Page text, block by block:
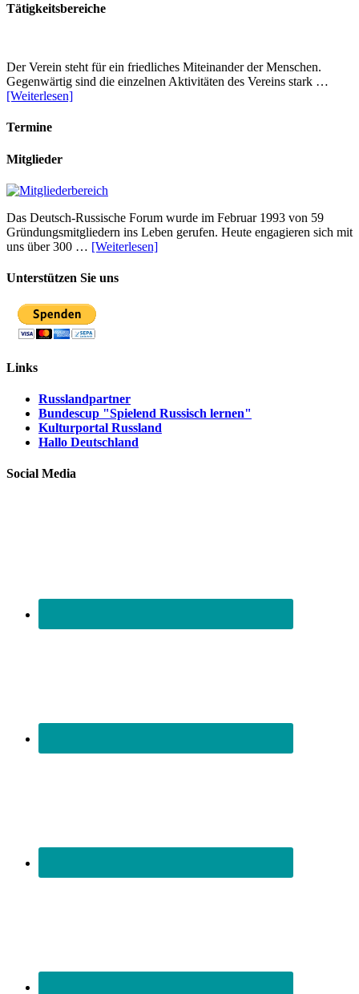
Tätigkeitsbereiche
Der Verein steht für ein friedliches Miteinander der Menschen.
Gegenwärtig sind die einzelnen Aktivitäten des Vereins stark …
[Weiterlesen]
Termine
Mitglieder
Das Deutsch-Russische Forum wurde im Februar 1993 von 59
Gründungsmitgliedern ins Leben gerufen. Heute engagieren sich mit
uns über 300 … [Weiterlesen]
Unterstützen Sie uns
Links
Russlandpartner
Bundescup "Spielend Russisch lernen"
Kulturportal Russland
Hallo Deutschland
Social Media